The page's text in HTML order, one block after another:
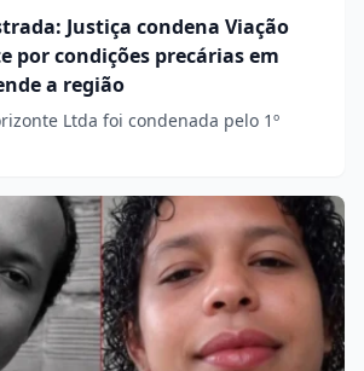
Justiça condena Viação
por condições precárias em
a região
Ltda foi condenada pelo 1º